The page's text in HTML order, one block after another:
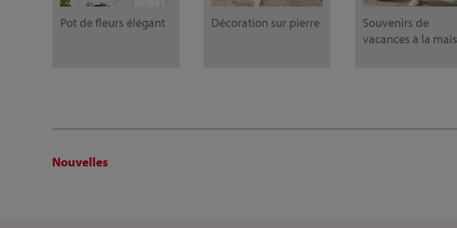
Pot de fleurs élégant Décoration sur pierre
Souvenirs de
vacances à la
Nouvelles